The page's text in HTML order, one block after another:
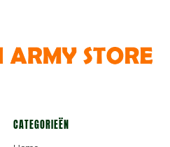
CATEGORIEËN